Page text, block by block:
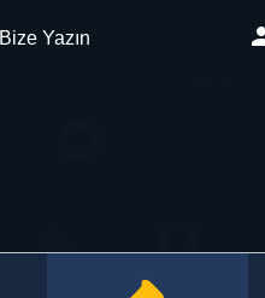
Bize Yazın